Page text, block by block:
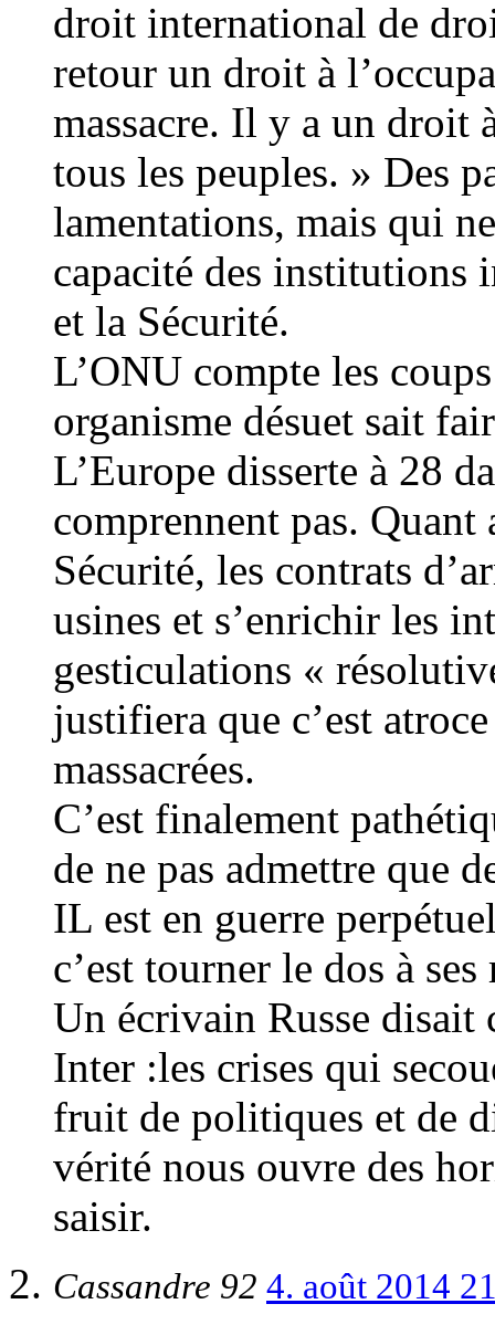
droit international de
retour un droit à
massacre. Il y a un droit
tous les peuples. » Des
lamentations, mais qui
capacité des institutions
et la Sécurité.
L’ONU compte les
organisme désuet sait
L’Europe disserte à 28
comprennent pas.
Sécurité, les contrats
usines et s’enrichir les
gesticulations «
justifiera que c’est
massacrées.
C’est finalement
de ne pas admettre que
IL est en guerre
c’est tourner le dos à
Un écrivain Russe disait
Inter :les crises qui
fruit de politiques et de
vérité nous ouvre des
saisir.
Cassandre 92 4. août 2014